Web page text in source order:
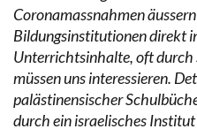
Coronamassnahmen
Bildungsinstitutionen direkt
Unterrichtsinhalte, oft durch
müssen uns interessieren.
palästinensischer
durch ein israelisches